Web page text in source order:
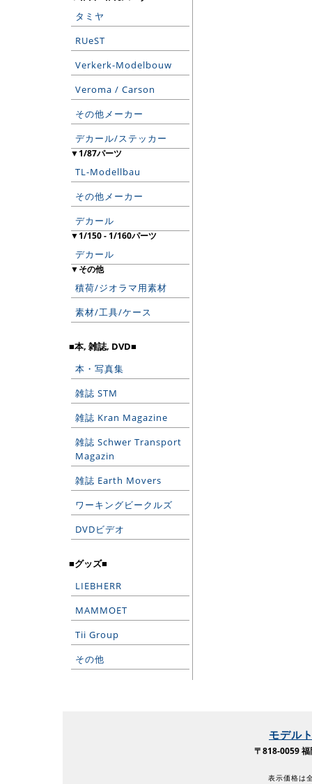
タミヤ
RUeST
Verkerk-Modelbouw
Veroma / Carson
その他メーカー
デカール/ステッカー
▼1/87パーツ
TL-Modellbau
その他メーカー
デカール
▼1/150 - 1/160パーツ
デカール
▼その他
積荷/ジオラマ用素材
素材/工具/ケース
■本, 雑誌, DVD■
本・写真集
雑誌 STM
雑誌 Kran Magazine
雑誌 Schwer Transport
Magazin
雑誌 Earth Movers
ワーキングビークルズ
DVDビデオ
■グッズ■
LIEBHERR
MAMMOET
Tii Group
その他
モデル
〒818-0059
表示価格は